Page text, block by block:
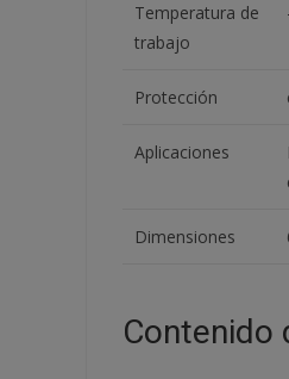
Temperatura de
trabajo
Protección
Aplicaciones
Dimensiones
Contenido